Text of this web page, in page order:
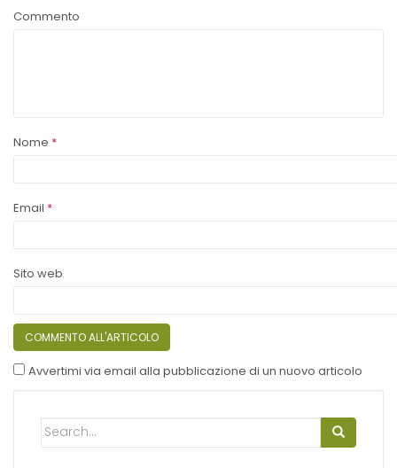
Commento
Nome *
Email *
Sito web
Avvertimi via email alla pubblicazione di un nuovo articolo
Search for: